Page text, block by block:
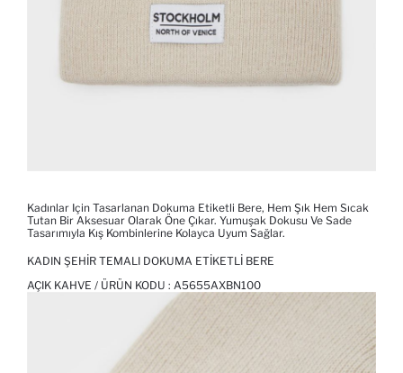
Kadınlar Için Tasarlanan Dokuma Etiketli Bere, Hem Şık Hem Sıcak
Tutan Bir Aksesuar Olarak Öne Çıkar. Yumuşak Dokusu Ve Sade
Tasarımıyla Kış Kombinlerine Kolayca Uyum Sağlar.
KADIN ŞEHIR TEMALI DOKUMA ETIKETLI BERE
AÇIK KAHVE / ÜRÜN KODU : A5655AXBN100